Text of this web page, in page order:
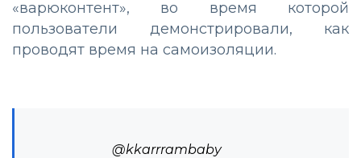
«варюконтент», во время которой
пользователи демонстрировали, как
проводят время на самоизоляции.
@kkarrrambaby